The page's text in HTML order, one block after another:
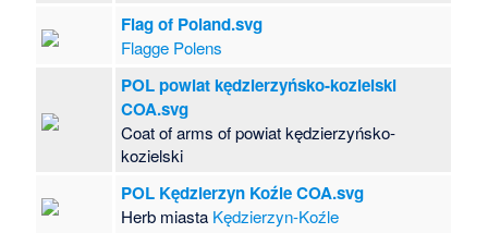
Flag of Poland.svg
Flagge Polens
POL powiat kędzierzyńsko-kozielski
COA.svg
Coat of arms of powiat kędzierzyńsko-
kozielski
POL Kędzierzyn Koźle COA.svg
Herb miasta Kędzierzyn-Koźle